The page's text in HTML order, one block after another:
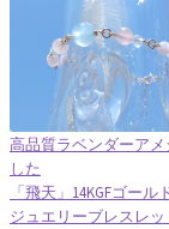
高品質ラベンダーア
した
「飛天」14KGFゴール
ジュエリーブレスレッ